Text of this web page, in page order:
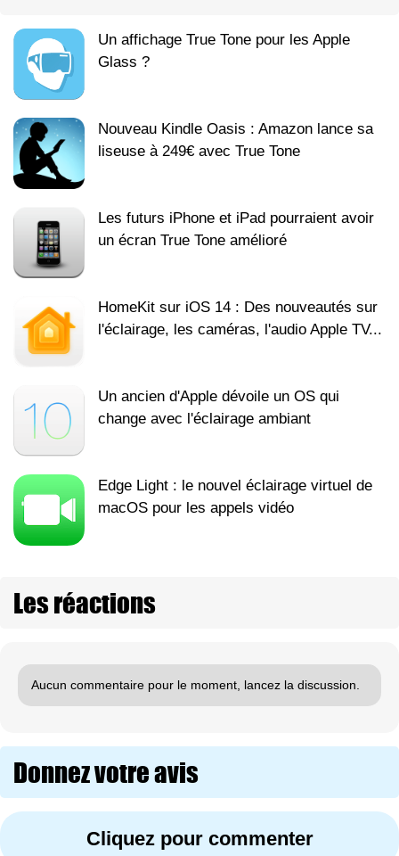
Un affichage True Tone pour les Apple
Glass ?
Nouveau Kindle Oasis : Amazon lance sa
liseuse à 249€ avec True Tone
Les futurs iPhone et iPad pourraient avoir
un écran True Tone amélioré
HomeKit sur iOS 14 : Des nouveautés sur
l'éclairage, les caméras, l'audio Apple TV...
Un ancien d'Apple dévoile un OS qui
change avec l'éclairage ambiant
Edge Light : le nouvel éclairage virtuel de
macOS pour les appels vidéo
Les réactions
Aucun commentaire pour le moment, lancez la discussion.
Donnez votre avis
Cliquez pour commenter